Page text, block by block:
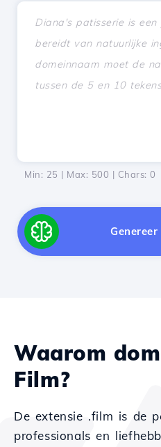
Min: 25 | Max: 500 | Chars: 0
Waarom
Film?
De extensie .film is de
professionals en